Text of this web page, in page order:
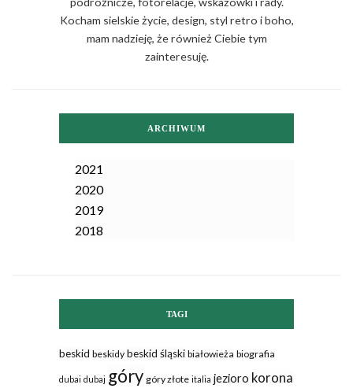
Kocham sielskie życie, design, styl retro i boho,
mam nadzieję, że również Ciebie tym
zainteresuję.
ARCHIWUM
2021
2020
2019
2018
TAGI
beskid beskidy beskid śląski białowieża biografia
dubai dubaj góry góry złote italia jezioro korona